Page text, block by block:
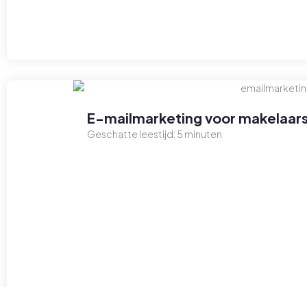
E-mailmarketing voor
Geschatte leestijd: 5 minuten